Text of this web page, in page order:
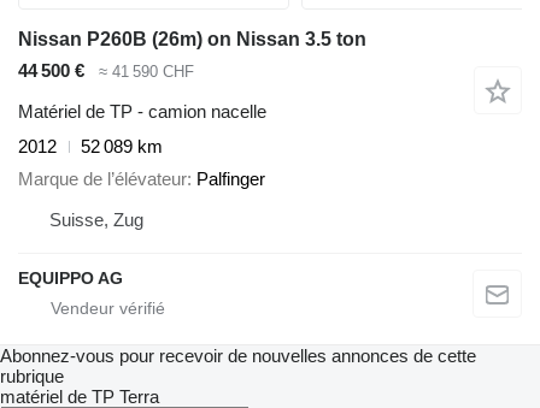
Nissan P260B (26m) on Nissan 3.5 ton
44 500 €
≈ 41 590 CHF
Matériel de TP - camion nacelle
2012
52 089 km
Marque de l’élévateur Palfinger
Suisse, Zug
EQUIPPO AG
Abonnez-vous pour recevoir de nouvelles annonces de cette
rubrique
matériel de TP Terra